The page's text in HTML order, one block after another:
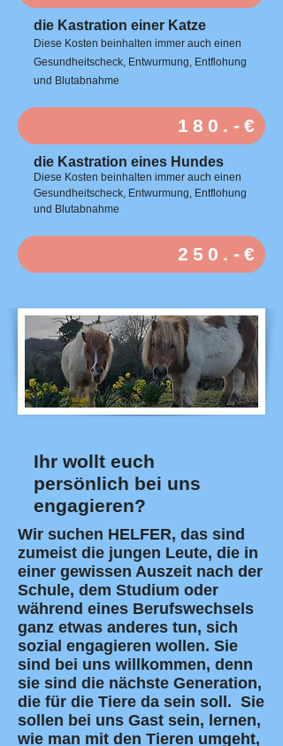
die Kastration einer Katze
Diese Kosten beinhalten immer auch einen
Gesundheitscheck, Entwurmung, Entflohung
und Blutabnahme
180.-€
die Kastration eines Hundes
Diese Kosten beinhalten immer auch einen
Gesundheitscheck, Entwurmung, Entflohung
und Blutabnahme
250.-€
Ihr wollt euch
persönlich bei uns
engagieren?
Wir suchen HELFER, das sind
zumeist die jungen Leute, die in
einer gewissen Auszeit nach der
Schule, dem Studium oder
während eines Berufswechsels
ganz etwas anderes tun, sich
sozial engagieren wollen. Sie
sind bei uns willkommen, denn
sie sind die nächste Generation,
die für die Tiere da sein soll. Sie
sollen bei uns Gast sein, lernen,
wie man mit den Tieren umgeht,